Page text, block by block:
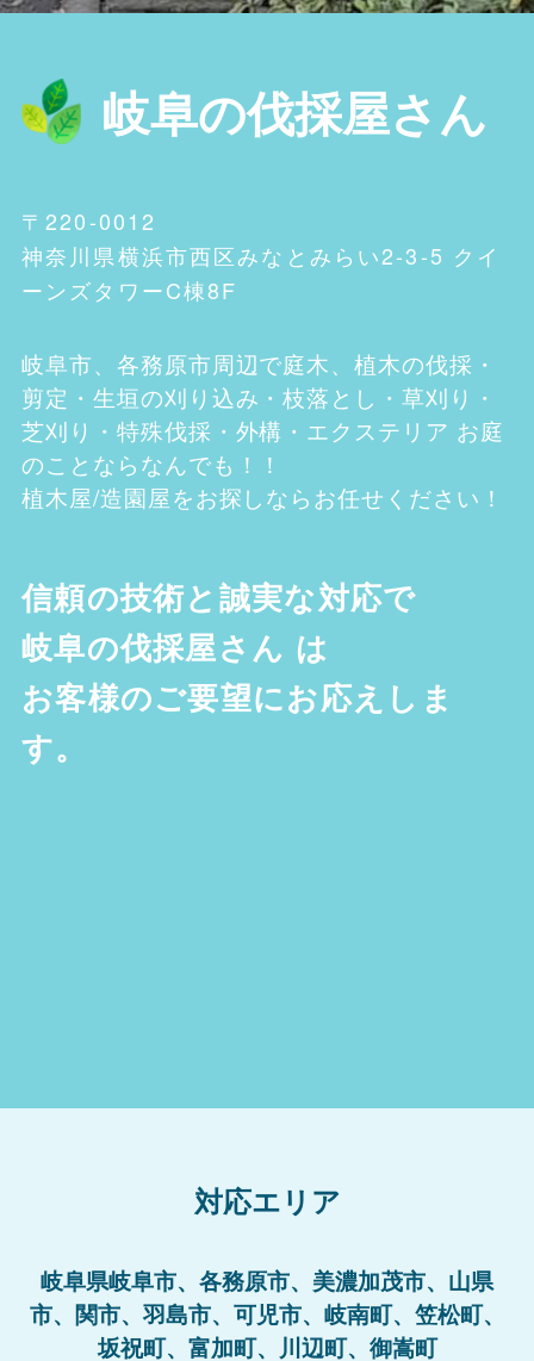
岐阜の伐採屋さん
〒220-0012
神奈川県横浜市西区みなとみらい2-3-5 クイ
ーンズタワーC棟8F
岐阜市、各務原市周辺で庭木、植木の伐採・
剪定・生垣の刈り込み・枝落とし・草刈り・
芝刈り・特殊伐採・外構・エクステリア お庭
のことならなんでも！！
植木屋/造園屋をお探しならお任せください！
信頼の技術と誠実な対応で
岐阜の伐採屋さん は
お客様のご要望にお応えしま
す。
対応エリア
岐阜県岐阜市、各務原市、美濃加茂市、山県
市、関市、羽島市、可児市、岐南町、笠松町、
坂祝町、富加町、川辺町、御嵩町